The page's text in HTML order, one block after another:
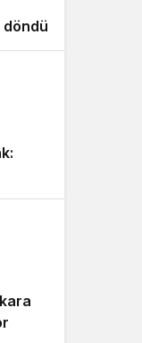
döndü